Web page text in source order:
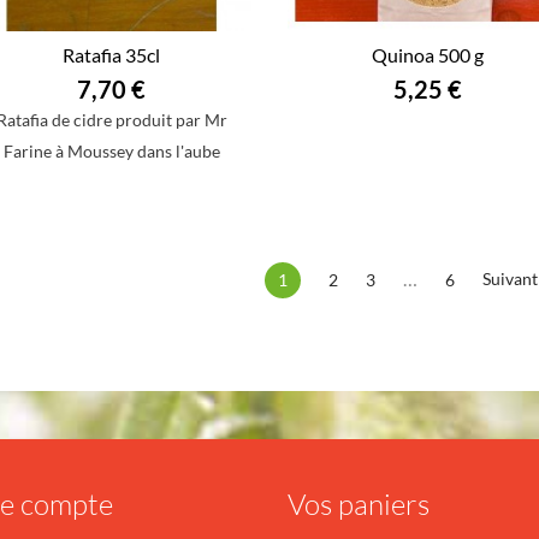
Ratafia 35cl
7,70 €
de cidre produit par Mr
Farine à Moussey dans l'aube
Quinoa 500 g
5,25 €
1 2 3 … 6 Suivant
compte Vos paniers